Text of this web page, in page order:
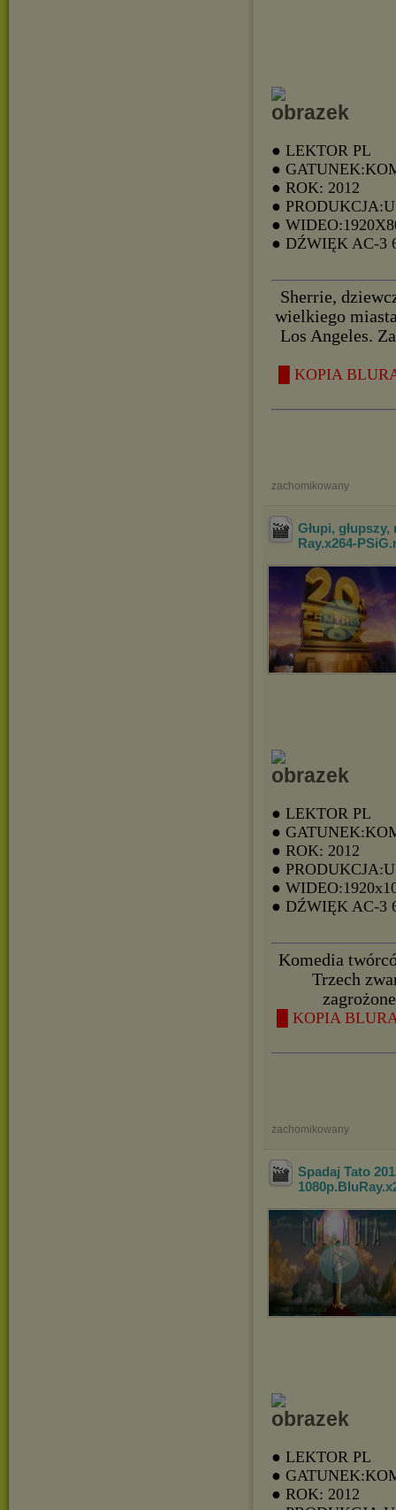
● LEKTOR PL
●
● ROK: 2012
●
●
● DŹWIĘK AC-3
Sherrie,
wielkiego
Los Angeles.
█ KOPIA
zachomikowany
Głupi,
Ray.x264-PSiG
● LEKTOR PL
●
● ROK: 2012
●
●
● DŹWIĘK AC-3
Komedia
Trzech
█ KOPIA
zachomikowany
Spadaj Tato
● LEKTOR PL
●
● ROK: 2012